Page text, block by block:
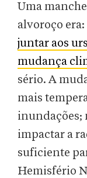
Uma
alvoroço era:
juntar aos
mudança
sério. A
mais
inundações;
impactar a
suficiente
Hemisfério